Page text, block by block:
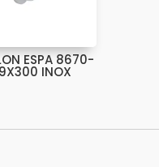
ESPA 8670-
INOX